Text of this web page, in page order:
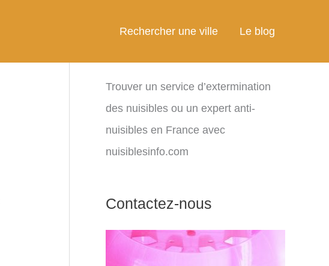
Rechercher une ville Le blog
Trouver un service d’extermination
des nuisibles ou un expert anti-
nuisibles en France avec
nuisiblesinfo.com
Contactez-nous